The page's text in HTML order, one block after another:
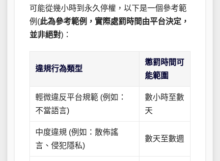
可能從幾小時到永久停權，以下是一個參考範
例(此為參考範例，實際處罰時間由平台決定，
並非絕對)：
違規行為類型
懲罰時間可
能範圍
輕微違反平台規範 (例如：
不當語言)
數小時至數
天
中度違規 (例如：散佈謠
言、侵犯隱私)
數天至數週